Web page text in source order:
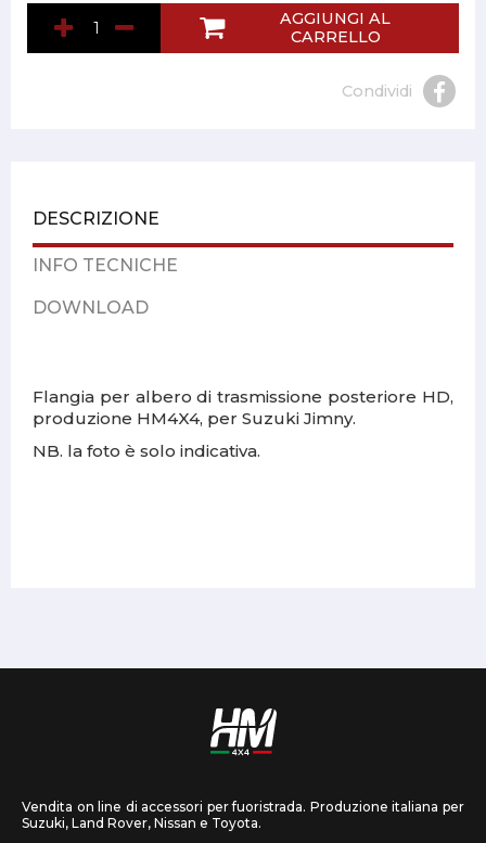
AGGIUNGI AL
CARRELLO
Condividi
DESCRIZIONE
INFO TECNICHE
DOWNLOAD
Flangia per albero di trasmissione posteriore HD,
produzione HM4X4, per Suzuki Jimny.
NB. la foto è solo indicativa.
Vendita on line di accessori per fuoristrada. Produzione italiana per
Suzuki, Land Rover, Nissan e Toyota.